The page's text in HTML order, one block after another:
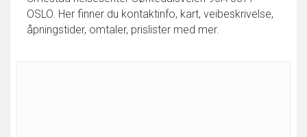
OSLO. Her finner du kontaktinfo, kart, veibeskrivelse,
åpningstider, omtaler, prislister med mer.